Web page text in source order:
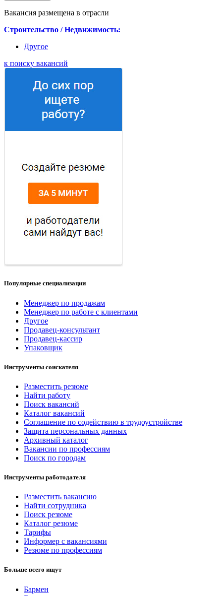
Вакансия размещена в отрасли
Строительство / Недвижимость:
Другое
к поиску вакансий
Популярные специализации
Менеджер по продажам
Менеджер по работе с клиентами
Другое
Продавец-консультант
Продавец-кассир
Упаковщик
Инструменты соискателя
Разместить резюме
Найти работу
Поиск вакансий
Каталог вакансий
Соглашение по содействию в трудоустройстве
Защита персональных данных
Архивный каталог
Вакансии по профессиям
Поиск по городам
Инструменты работодателя
Разместить вакансию
Найти сотрудника
Поиск резюме
Каталог резюме
Тарифы
Информер с вакансиями
Резюме по профессиям
Больше всего ищут
Бармен